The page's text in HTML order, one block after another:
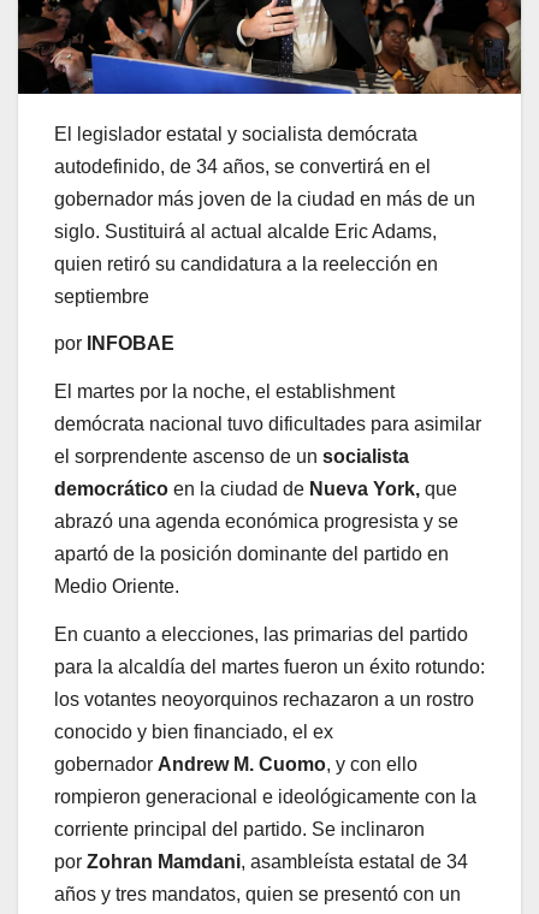
El legislador estatal y socialista demócrata
autodefinido, de 34 años, se convertirá en el
gobernador más joven de la ciudad en más de un
siglo. Sustituirá al actual alcalde Eric Adams,
quien retiró su candidatura a la reelección en
septiembre
por INFOBAE
El martes por la noche, el establishment
demócrata nacional tuvo dificultades para asimilar
el sorprendente ascenso de un socialista
democrático en la ciudad de Nueva York, que
abrazó una agenda económica progresista y se
apartó de la posición dominante del partido en
Medio Oriente.
En cuanto a elecciones, las primarias del partido
para la alcaldía del martes fueron un éxito rotundo:
los votantes neoyorquinos rechazaron a un rostro
conocido y bien financiado, el ex
gobernador Andrew M. Cuomo, y con ello
rompieron generacional e ideológicamente con la
corriente principal del partido. Se inclinaron
por Zohran Mamdani, asambleísta estatal de 34
años y tres mandatos, quien se presentó con un